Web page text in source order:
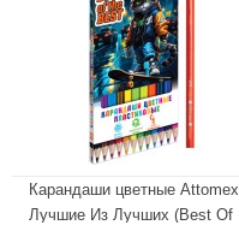
Карандаши цветные Attomex
Лучшие Из Лучших (Best Of